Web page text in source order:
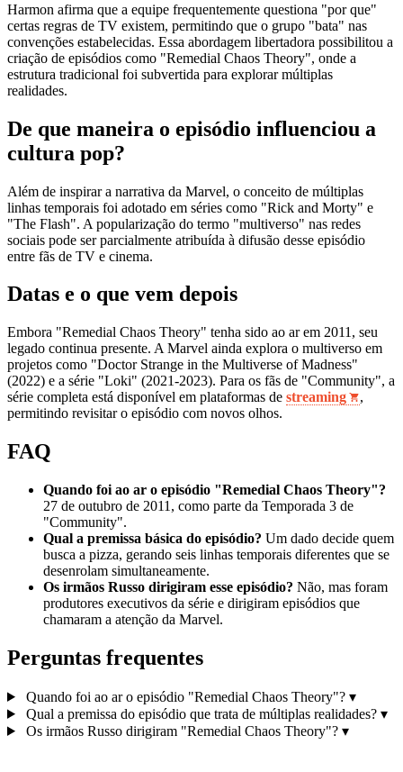
Harmon afirma que a equipe frequentemente questiona "por que"
certas regras de TV existem, permitindo que o grupo "bata" nas
convenções estabelecidas. Essa abordagem libertadora possibilitou a
criação de episódios como "Remedial Chaos Theory", onde a
estrutura tradicional foi subvertida para explorar múltiplas
realidades.
De que maneira o episódio influenciou a
cultura pop?
Além de inspirar a narrativa da Marvel, o conceito de múltiplas
linhas temporais foi adotado em séries como "Rick and Morty" e
"The Flash". A popularização do termo "multiverso" nas redes
sociais pode ser parcialmente atribuída à difusão desse episódio
entre fãs de TV e cinema.
Datas e o que vem depois
Embora "Remedial Chaos Theory" tenha sido ao ar em 2011, seu
legado continua presente. A Marvel ainda explora o multiverso em
projetos como "Doctor Strange in the Multiverse of Madness"
(2022) e a série "Loki" (2021‑2023). Para os fãs de "Community", a
série completa está disponível em plataformas de streaming
,
permitindo revisitar o episódio com novos olhos.
FAQ
Quando foi ao ar o episódio "Remedial Chaos Theory"?
27 de outubro de 2011, como parte da Temporada 3 de
"Community".
Qual a premissa básica do episódio? Um dado decide quem
busca a pizza, gerando seis linhas temporais diferentes que se
desenrolam simultaneamente.
Os irmãos Russo dirigiram esse episódio? Não, mas foram
produtores executivos da série e dirigiram episódios que
chamaram a atenção da Marvel.
Perguntas frequentes
Quando foi ao ar o episódio "Remedial Chaos Theory"? ▾
Qual a premissa do episódio que trata de múltiplas realidades? ▾
Os irmãos Russo dirigiram "Remedial Chaos Theory"? ▾